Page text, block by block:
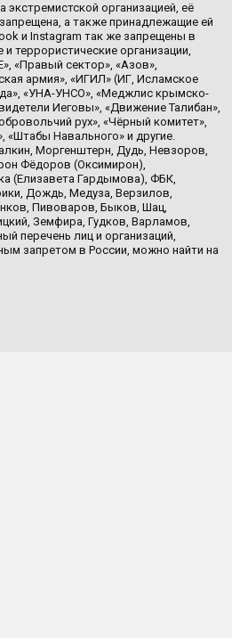
экстремистской организацией, её
а также принадлежащие ей
и Instagram так же запрещены в
террористические организации,
«Правый сектор», «Азов»,
армия», «ИГИЛ» (ИГ, Исламское
«УНА-УНСО», «Меджлис крымско-
Иеговы», «Движение Талибан»,
рух», «Чёрный комитет»,
«Штабы Навального» и другие.
Моргенштерн, Дудь, Невзоров,
Фёдоров (Оксимирон),
(Елизавета Гардымова), ФБК,
Дождь, Медуза, Верзилов,
Пивоваров, Быков, Шац,
Земфира, Гудков, Варламов,
перечень лиц и организаций,
запретом в России, можно найти на